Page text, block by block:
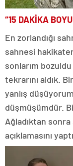
“15 DAKİKA
En zorlandığı
sahnesi
sonlarım
tekrarını aldık.
yanlış
düşmüşümdür.
Ağladıktan
açıklamasını yaptı.